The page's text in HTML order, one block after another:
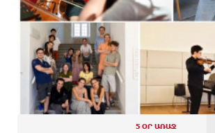
5 ԺԱՄ
ԱՌԱՋ
Ես հավատում եմ, որ «Արարարտ-
ունակ է անցնել որակավորման
Բերեզովսկի
5 ԺԱՄ
ԱՌԱՋ
Գերմանիայում ահաբեկչության
քննություն է սկսվել Լայպցիգի
օդանավակայանում պայթուցիկով
սարք հայտնաբերելուց հետո
5 ՕՐ ԱՌԱՋ